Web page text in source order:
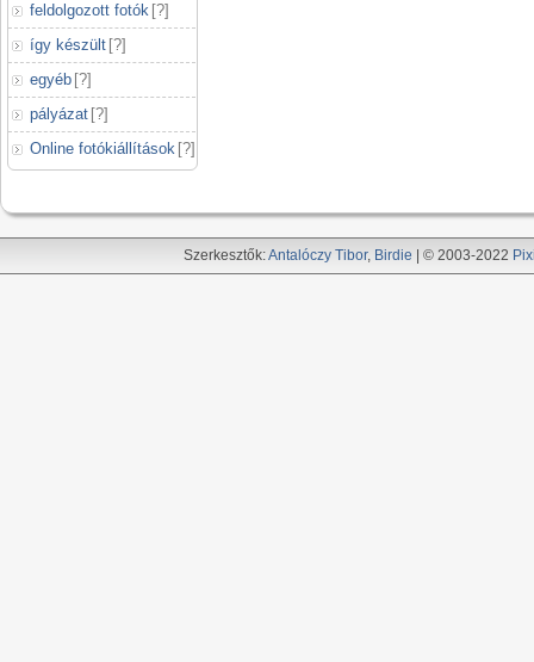
feldolgozott fotók [?]
így készült [?]
egyéb [?]
pályázat [?]
Online fotókiállítások [?]
Szerkesztők:Antalóczy Tibor, Birdie | © 2003-2022